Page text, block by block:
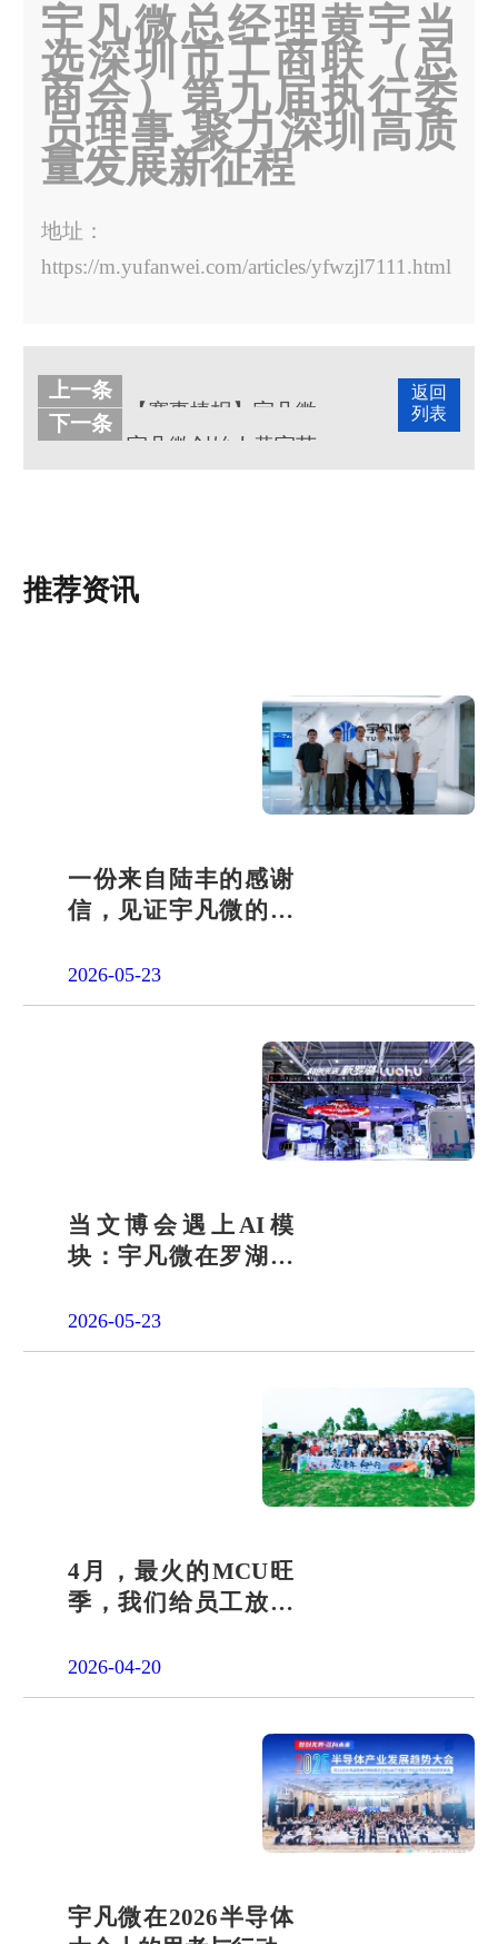
宇凡微总经理黄宇当
选深圳市工商联（总
商会）第九届执行委
员理事 聚力深圳高质
量发展新征程
地址：
https://m.yufanwei.com/articles/yfwzjl7111.html
返回
列表
上一条
下一条
宇凡微创始人黄宇荣膺“第五届深圳新生代创新创业风云人物”，重写“技术平权”的90后执棋者！
推荐资讯
一份来自陆丰的感谢
信，见证宇凡微的社
2026-05-23
当文博会遇上AI模
块：宇凡微在罗湖展
答卷
2026-05-23
4月，最火的MCU旺
季，我们给员工放了
2026-04-20
宇凡微在2026半导体